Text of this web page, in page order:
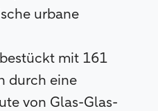
urbane
bestückt mit 161
durch eine
von Glas-Glas-